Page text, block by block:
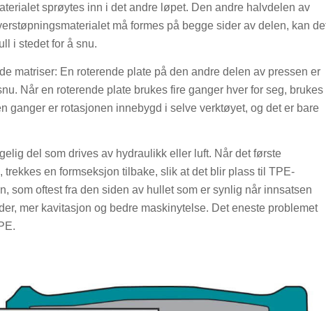
sprøytes inn i det andre løpet. Den andre halvdelen av
må formes på begge sider av delen, kan
i stedet for å snu.
matriser: En roterende plate på den andre delen av pressen er
Når en roterende plate brukes fire ganger hver for seg, brukes
ganger er rotasjonen innebygd i selve verktøyet, og det er bare
del som drives av hydraulikk eller luft. Når det første
en formseksjon tilbake, slik at det blir plass til TPE-
som oftest fra den siden av hullet som er synlig når innsatsen
mer kavitasjon og bedre maskinytelse. Det eneste problemet